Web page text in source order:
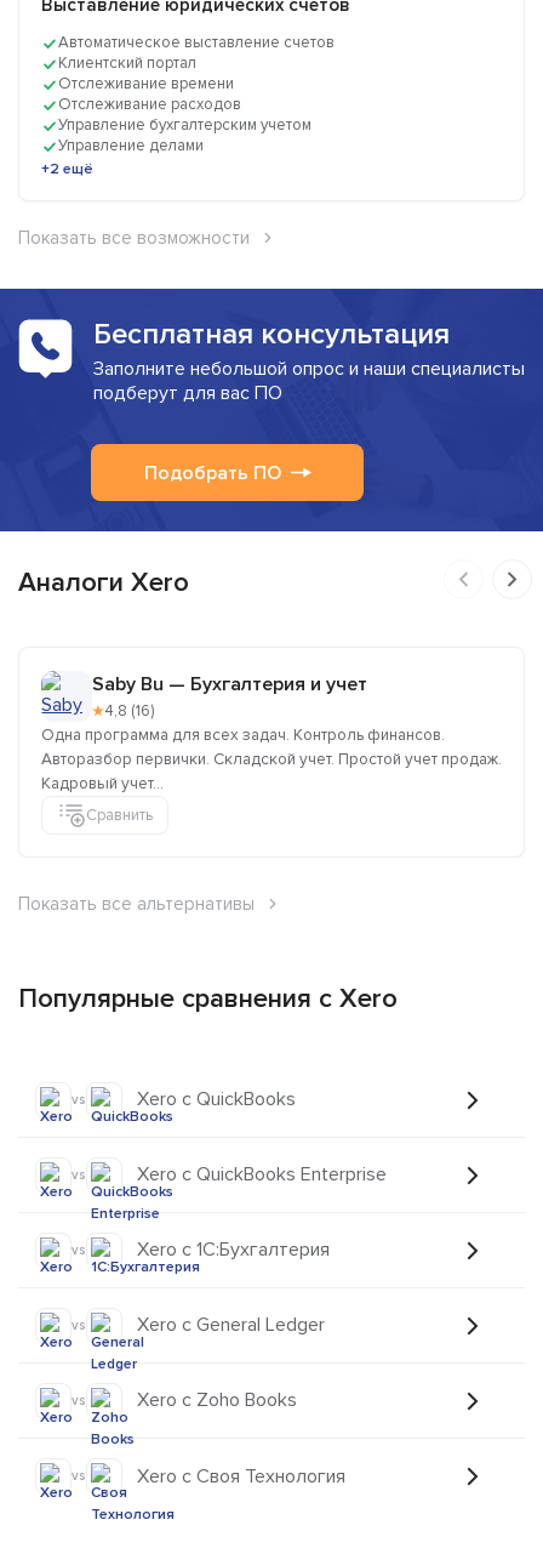
Выставление юридических счетов
Автоматическое выставление счетов
Клиентский портал
Отслеживание времени
Отслеживание расходов
Управление бухгалтерским учетом
Управление делами
+2 ещё
Показать все возможности
Бесплатная консультация
Заполните небольшой опрос и наши специалисты
подберут для вас ПО
Подобрать ПО
Аналоги Xero
Saby Bu — Бухгалтерия и учет
★4,8 (16)
Одна программа для всех задач. Контроль финансов.
Авторазбор первички. Складской учет. Простой учет продаж.
Кадровый учет...
Сравнить
Показать все альтернативы
Популярные сравнения с Xero
vs Xero с QuickBooks
vs Xero с QuickBooks Enterprise
vs Xero с 1C:Бухгалтерия
vs Xero с General Ledger
vs Xero с Zoho Books
vs Xero с Своя Технология